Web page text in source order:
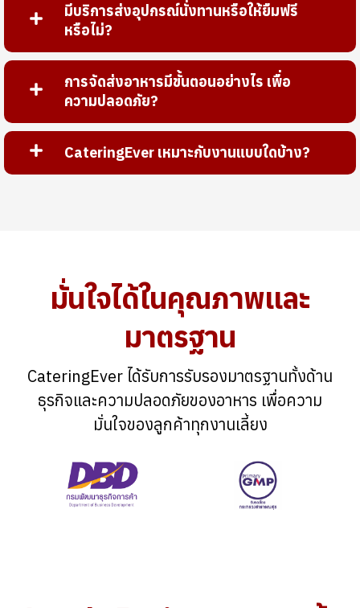
มีบริการส่งอุปกรณ์นั่งทานหรือให้ยืมฟรี
หรือไม่?
การจัดส่งอาหารมีขั้นตอนอย่างไร เพื่อ
ความปลอดภัย?
CateringEver เหมาะกับงานแบบใดบ้าง?
มั่นใจได้ในคุณภาพและ
มาตรฐาน
CateringEver ได้รับการรับรองมาตรฐานทั้งด้าน
ธุรกิจและความปลอดภัยของอาหาร เพื่อความ
มั่นใจของลูกค้าทุกงานเลี้ยง